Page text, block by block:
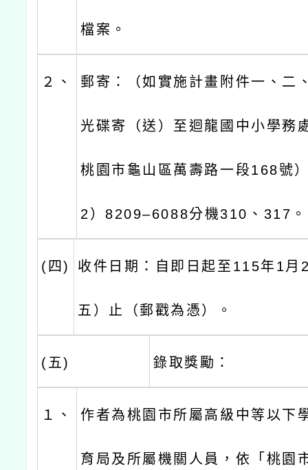
檔案。
２、 郵寄：（如實施計畫附件一、二
光碟寄（送）至迴龍國中小學務
桃園市龜山區萬壽路一段168號
2）8209–6088分機310、317。
(四) 收件日期：自即日起至115年1月
五）止（郵戳為憑）。
(五) 錄取獎勵：
１、 作者為桃園市所屬高級中等以下
育局及所屬機關人員，依「桃園